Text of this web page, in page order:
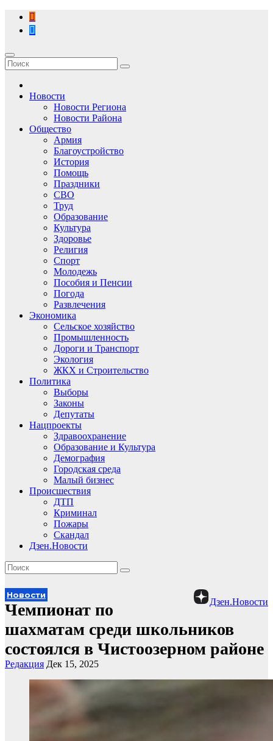
Перейти
содержимому
Новости
Новости Региона
Новости Района
Общество
Армия
Благоустройство
История
Помощь
Праздники
СВО
Труд
Образование
Культура
Здоровье
Религия
Спорт
Молодежь
Пособия и Пенсии
Погода
Развлечения
Экономика
Сельское хозяйство
Промышленность
Дороги и Транспорт
Экология
ЖКХ и Строительство
Политика
Выборы
Законы
Депутаты
Нацпроекты
Здравоохранение
Образование и Культура
Демография
Городская среда
Малый бизнес
Происшествия
ДТП
Криминал
Пожары
Скандал
Дзен.Новости
Дзен.Новости
Новости
Чемпионат по
шахматам среди школьников
состоялся в Чистоозерном районе
Редакция Дек 15, 2025